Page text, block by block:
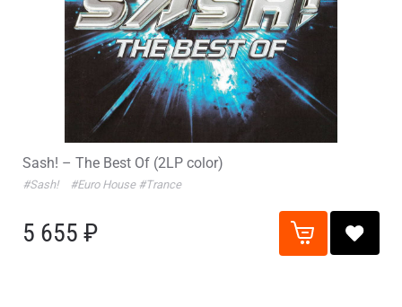
Sash! – The Best Of (2LP color)
#Sash! #Euro House #Trance
5 655 ₽